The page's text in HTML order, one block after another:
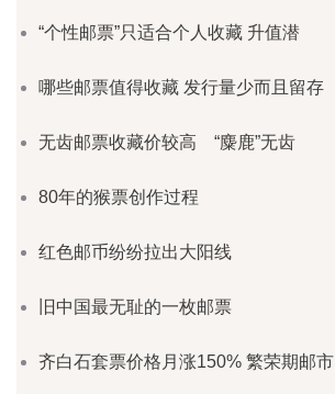
“个性邮票”只适合个人收藏 升值潜
哪些邮票值得收藏 发行量少而且留存
无齿邮票收藏价较高 “麋鹿”无齿
80年的猴票创作过程
红色邮币纷纷拉出大阳线
旧中国最无耻的一枚邮票
齐白石套票价格月涨150% 繁荣期邮市